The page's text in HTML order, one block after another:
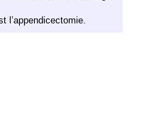
l’appendicectomie.